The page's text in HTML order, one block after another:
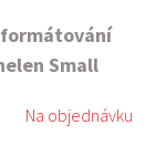
Small
Na objednávku